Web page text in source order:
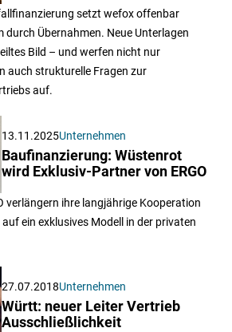
setzt wefox offenbar
durch Übernahmen. Neue Unterlagen
Bild – und werfen nicht nur
auch strukturelle Fragen zur
auf.
13.11.2025Unternehmen
Baufinanzierung: Wüstenrot
wird Exklusiv-Partner von ERGO
verlängern ihre langjährige Kooperation
ein exklusives Modell in der privaten
27.07.2018Unternehmen
Württ: neuer Leiter Vertrieb
Ausschließlichkeit